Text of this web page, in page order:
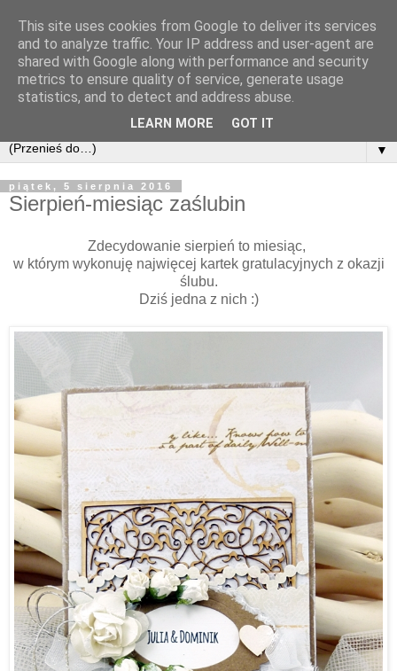
▼
piątek, 5 sierpnia 2016
Sierpień-miesiąc zaślubin
Zdecydowanie sierpień to miesiąc,
w którym wykonuję najwięcej kartek gratulacyjnych z okazji
ślubu.
Dziś jedna z nich :)
This site uses cookies from Google to deliver its services
and to analyze traffic. Your IP address and user-agent are
shared with Google along with performance and security
metrics to ensure quality of service, generate usage
statistics, and to detect and address abuse.
LEARN MORE GOT IT